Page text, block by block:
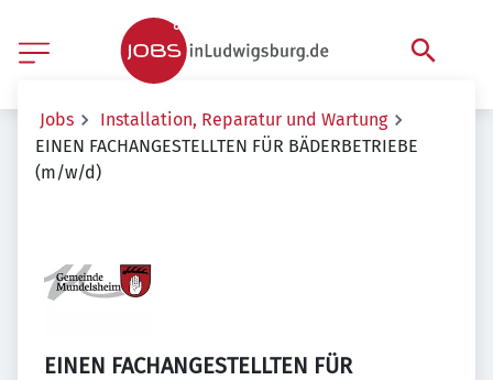
Jobs
Installation, Reparatur und Wartung
EINEN FACHANGESTELLTEN FÜR BÄDERBETRIEBE
(m/w/d)
EINEN FACHANGESTELLTEN FÜR